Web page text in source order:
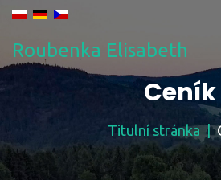
Roubenka Elisabeth
Ceník
Titulní stránka